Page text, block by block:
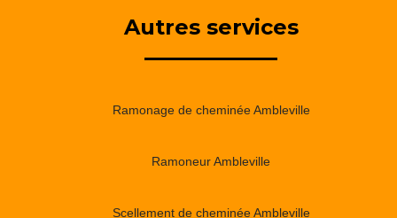
Autres services
Ramonage de cheminée Ambleville
Ramoneur Ambleville
Scellement de cheminée Ambleville